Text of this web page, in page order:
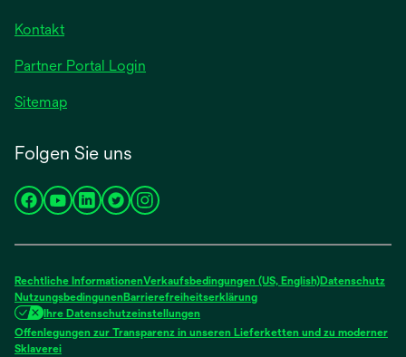
Kontakt
Partner Portal Login
Sitemap
Folgen Sie uns
wird
neuen
Registerkarte
geöffnet
wird
neuen
Registerkarte
geöffnet
wird
neuen
Registerkarte
geöffnet
wird
neuen
Registerkarte
geöffnet
wird
neuen
Registerkarte
geöffnet
Rechtliche InformationenVerkaufsbedingungen (US, English)Datenschutz
NutzungsbedingunenBarrierefreiheitserklärung
Ihre Datenschutzeinstellungen
Offenlegungen zur Transparenz in unseren Lieferketten und zu moderner
Sklavereiwird